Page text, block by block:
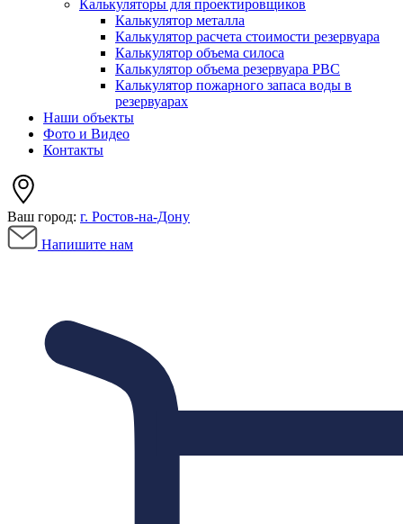
Калькуляторы для проектировщиков
Калькулятор металла
Калькулятор расчета стоимости резервуара
Калькулятор объема силоса
Калькулятор объема резервуара РВС
Калькулятор пожарного запаса воды в
резервуарах
Наши объекты
Фото и Видео
Контакты
Ваш город: г. Ростов-на-Дону
Напишите нам